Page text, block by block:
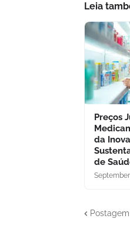
Leia
Preços
da
de